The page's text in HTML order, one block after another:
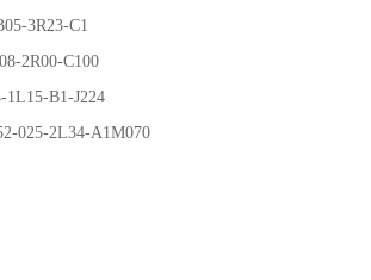
3R23-C1
2R00-C100
1L15-B1-J224
025-2L34-A1M070